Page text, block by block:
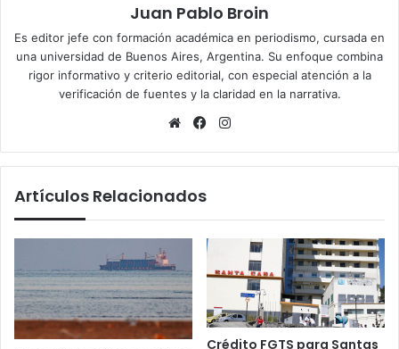
Juan Pablo Broin
Es editor jefe con formación académica en periodismo, cursada en
una universidad de Buenos Aires, Argentina. Su enfoque combina
rigor informativo y criterio editorial, con especial atención a la
verificación de fuentes y la claridad en la narrativa.
Sitio
Facebook
Artículos Relacionados
Crédito FGTS para Santas